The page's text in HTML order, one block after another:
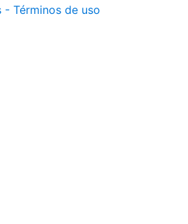
- Términos de uso